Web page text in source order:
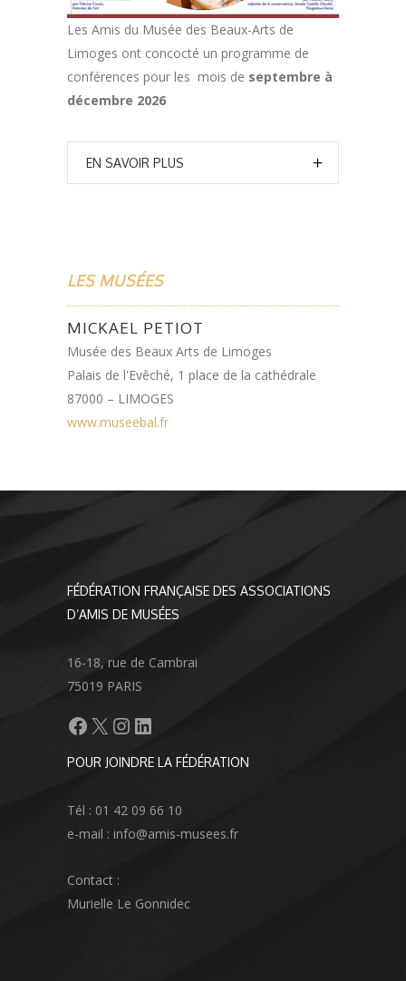
Les Amis du Musée des Beaux-Arts de
Limoges ont concocté un programme de
conférences pour les mois de septembre à
décembre 2026
EN SAVOIR PLUS
LES MUSÉES
MICKAEL PETIOT
Musée des Beaux Arts de Limoges
Palais de l'Evêché, 1 place de la cathédrale
87000 – LIMOGES
www.museebal.fr
FÉDÉRATION FRANÇAISE DES ASSOCIATIONS
D’AMIS DE MUSÉES
16-18, rue de Cambrai
75019 PARIS
Facebook
X Instagram
LinkedIn
POUR JOINDRE LA FÉDÉRATION
Tél : 01 42 09 66 10
e-mail : info@amis-musees.fr
Contact :
Murielle Le Gonnidec